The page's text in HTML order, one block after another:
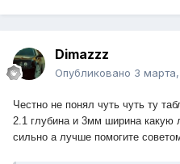
Dimazzz
Опубликовано 3
Честно не понял чуть чуть ту
2.1 глубина и 3мм ширина какую
сильно а лучше помогите